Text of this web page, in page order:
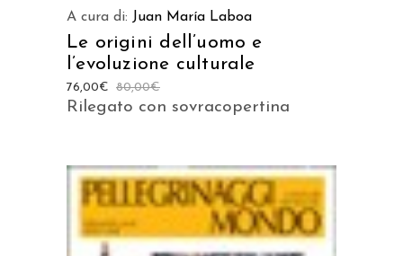
A cura di: Juan María Laboa
Le origini dell’uomo e
l’evoluzione culturale
80,00€
76,00€
Rilegato con sovracopertina